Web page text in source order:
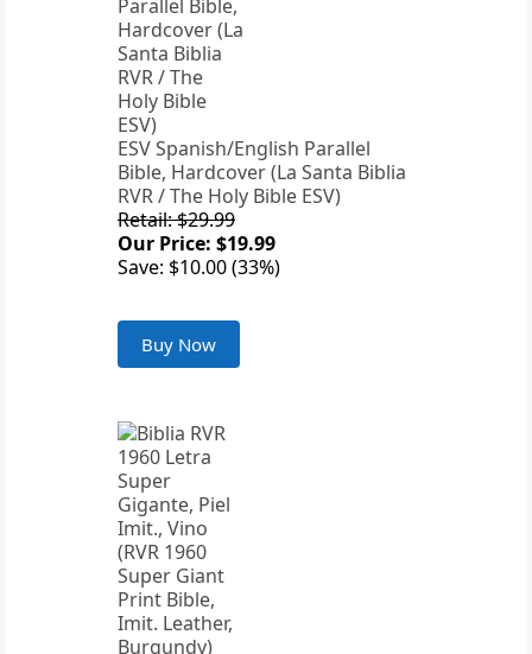
ESV Spanish/English Parallel
Bible, Hardcover (La Santa Biblia
RVR / The Holy Bible ESV)
Retail: $29.99
Our Price: $19.99
Save: $10.00 (33%)
Buy Now